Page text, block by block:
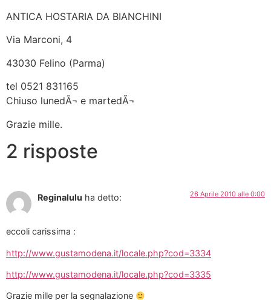
ANTICA HOSTARIA DA BIANCHINI
Via Marconi, 4
43030 Felino (Parma)
tel 0521 831165
Chiuso lunedÃ¬ e martedÃ¬
Grazie mille.
2 risposte
Reginalulu ha detto: 26 Aprile 2010 alle 0:00
eccoli carissima :
http://www.gustamodena.it/locale.php?cod=3334
http://www.gustamodena.it/locale.php?cod=3335
Grazie mille per la segnalazione